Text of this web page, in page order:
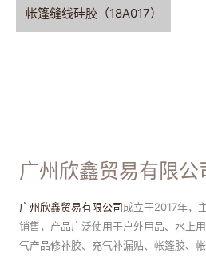
帐篷缝线硅胶（18A017）
广州欣鑫贸易有限公
广州欣鑫贸易有限公司成立于2017年，
销售，产品广泛使用于户外用品、水上
气产品修补胶、充气补漏贴、帐篷胶、